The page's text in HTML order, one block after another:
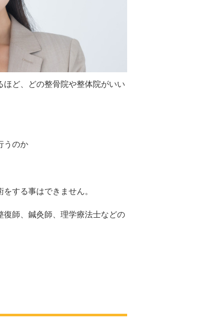
ど、どの整骨院や整体院がいい
うのか
する事はできません。
師、鍼灸師、理学療法士などの